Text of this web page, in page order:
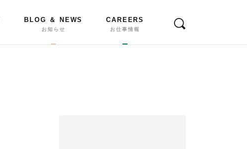
BLOG ＆ NEWS
お知らせ
CAREERS
お仕事情報